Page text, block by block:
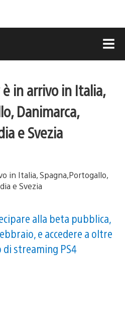
in arrivo in Italia,
Danimarca,
e Svezia
alla beta pubblica,
e accedere a oltre
streaming PS4